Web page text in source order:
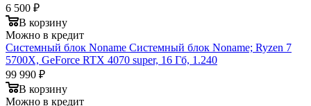
6 500 ₽
В корзину
Можно в кредит
Системный блок Noname Системный блок Noname; Ryzen 7
5700X, GeForce RTX 4070 super, 16 Гб, 1.240
99 990 ₽
В корзину
Можно в кредит